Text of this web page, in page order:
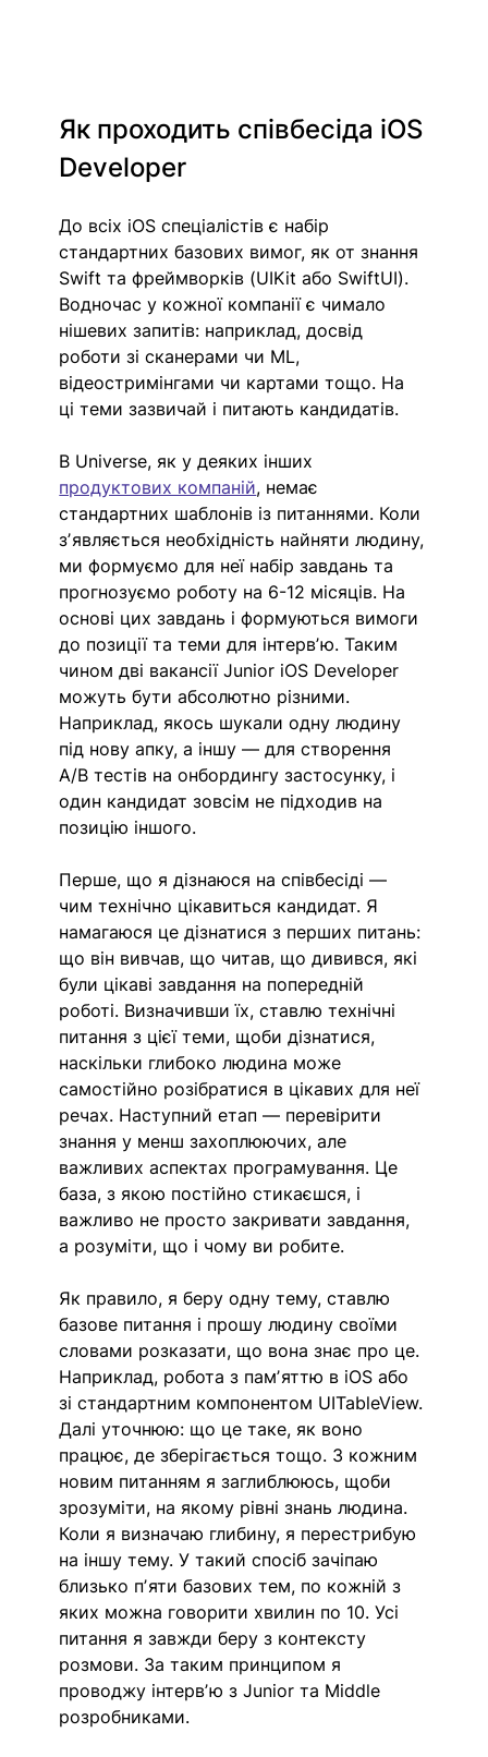
Як проходить співбесіда iOS
Developer
До всіх iOS спеціалістів є набір
стандартних базових вимог, як от знання
Swift та фреймворків (UIKit або SwiftUI).
Водночас у кожної компанії є чимало
нішевих запитів: наприклад, досвід
роботи зі сканерами чи ML,
відеостримінгами чи картами тощо. На
ці теми зазвичай і питають кандидатів.
В Universe, як у деяких інших
продуктових компаній, немає
стандартних шаблонів із питаннями. Коли
зʼявляється необхідність найняти людину,
ми формуємо для неї набір завдань та
прогнозуємо роботу на 6-12 місяців. На
основі цих завдань і формуються вимоги
до позиції та теми для інтервʼю. Таким
чином дві вакансії Junior iOS Developer
можуть бути абсолютно різними.
Наприклад, якось шукали одну людину
під нову апку, а іншу — для створення
A/B тестів на онбордингу застосунку, і
один кандидат зовсім не підходив на
позицію іншого.
Перше, що я дізнаюся на співбесіді —
чим технічно цікавиться кандидат. Я
намагаюся це дізнатися з перших питань:
що він вивчав, що читав, що дивився, які
були цікаві завдання на попередній
роботі. Визначивши їх, ставлю технічні
питання з цієї теми, щоби дізнатися,
наскільки глибоко людина може
самостійно розібратися в цікавих для неї
речах. Наступний етап — перевірити
знання у менш захоплюючих, але
важливих аспектах програмування. Це
база, з якою постійно стикаєшся, і
важливо не просто закривати завдання,
а розуміти, що і чому ви робите.
Як правило, я беру одну тему, ставлю
базове питання і прошу людину своїми
словами розказати, що вона знає про це.
Наприклад, робота з памʼяттю в iOS або
зі стандартним компонентом UITableView.
Далі уточнюю: що це таке, як воно
працює, де зберігається тощо. З кожним
новим питанням я заглиблююсь, щоби
зрозуміти, на якому рівні знань людина.
Коли я визначаю глибину, я перестрибую
на іншу тему. У такий спосіб зачіпаю
близько пʼяти базових тем, по кожній з
яких можна говорити хвилин по 10. Усі
питання я завжди беру з контексту
розмови. За таким принципом я
проводжу інтервʼю з Junior та Middle
розробниками.